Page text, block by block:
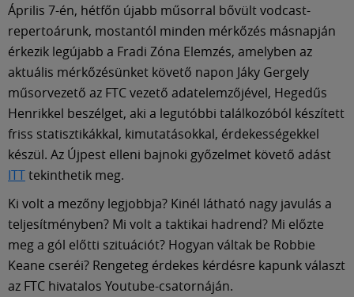
Április 7-én, hétfőn újabb műsorral bővült vodcast-
repertoárunk, mostantól minden mérkőzés másnapján
érkezik legújabb a Fradi Zóna Elemzés, amelyben az
aktuális mérkőzésünket követő napon Jáky Gergely
műsorvezető az FTC vezető adatelemzőjével, Hegedűs
Henrikkel beszélget, aki a legutóbbi találkozóból készített
friss statisztikákkal, kimutatásokkal, érdekességekkel
készül. Az Újpest elleni bajnoki győzelmet követő adást
ITTtekinthetik meg.
Ki volt a mezőny legjobbja? Kinél látható nagy javulás a
teljesítményben? Mi volt a taktikai hadrend? Mi előzte
meg a gól előtti szituációt? Hogyan váltak be Robbie
Keane cseréi? Rengeteg érdekes kérdésre kapunk választ
az FTC hivatalos Youtube-csatornáján.